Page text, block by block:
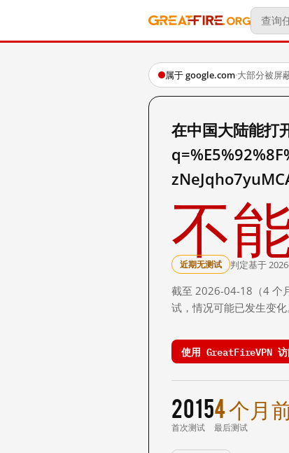
属于 google.com·大部分被屏
在中国大陆能
不能
近期无测试 判定基于
截至 2026-04-18（4 个
试，情况可能已发生变化
使用 GreatFireVPN
2015
首次测试
4 个月
最后测试